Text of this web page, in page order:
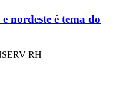
nordeste é tema do